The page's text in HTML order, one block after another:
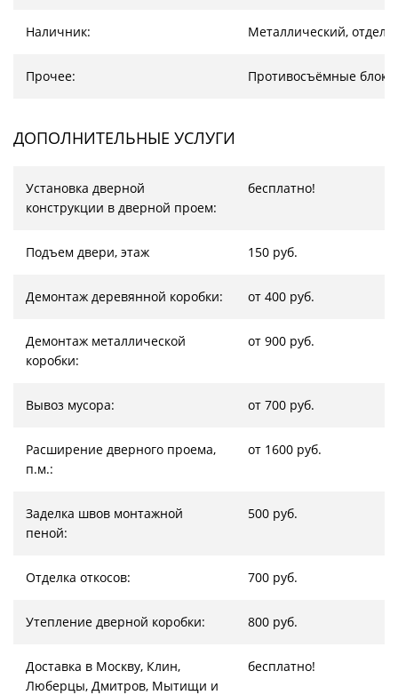
Наличник: Металлический,
Прочее: Противосъёмные
ДОПОЛНИТЕЛЬНЫЕ УСЛУГИ
Установка дверной
конструкции в дверной проем:
бесплатно!
Подъем двери, этаж 150 руб.
Демонтаж деревянной коробки: от 400 руб.
Демонтаж металлической
коробки:
от 900 руб.
Вывоз мусора: от 700 руб.
Расширение дверного проема,
п.м.:
от 1600 руб.
Заделка швов монтажной
пеной:
500 руб.
Отделка откосов: 700 руб.
Утепление дверной коробки: 800 руб.
Доставка в Москву, Клин,
Люберцы, Дмитров, Мытищи и
бесплатно!